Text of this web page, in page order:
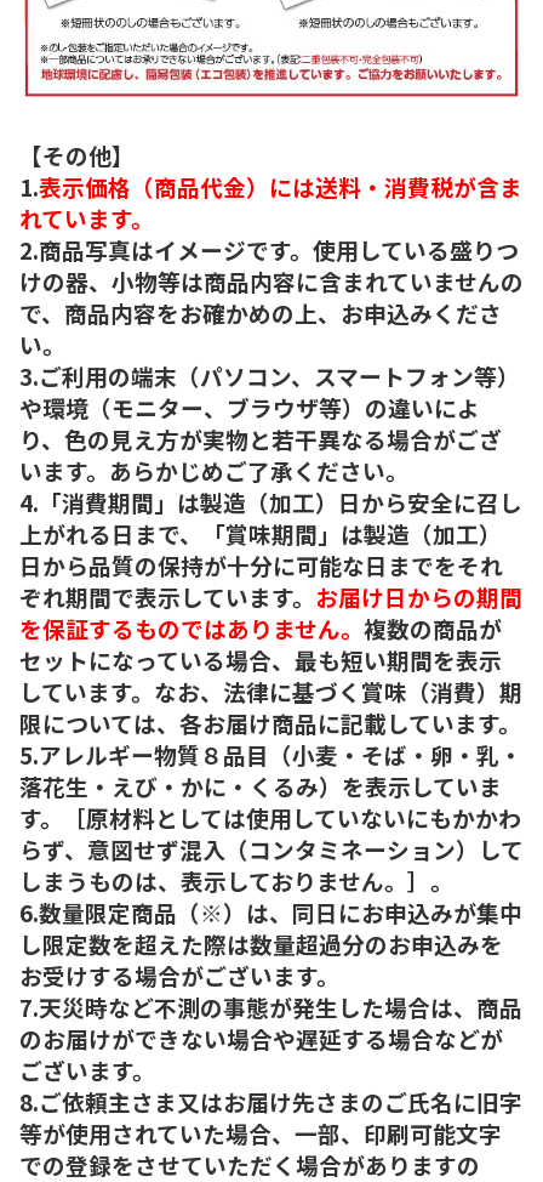
【その他】
1.表示価格（商品代金）には送料・消費税が含ま
れています。
2.商品写真はイメージです。使用している盛りつ
けの器、小物等は商品内容に含まれていませんの
で、商品内容をお確かめの上、お申込みくださ
い。
3.ご利用の端末（パソコン、スマートフォン等）
や環境（モニター、ブラウザ等）の違いによ
り、色の見え方が実物と若干異なる場合がござ
います。あらかじめご了承ください。
4.「消費期間」は製造（加工）日から安全に召し
上がれる日まで、「賞味期間」は製造（加工）
日から品質の保持が十分に可能な日までをそれ
ぞれ期間で表示しています。 お届け日からの期間
を保証するものではありません。 複数の商品が
セットになっている場合、最も短い期間を表示
しています。なお、法律に基づく賞味（消費）期
限については、各お届け商品に記載しています。
5.アレルギー物質８品目（小麦・そば・卵・乳・
落花生・えび・かに・くるみ）を表示していま
す。［原材料としては使用していないにもかかわ
らず、意図せず混入（コンタミネーション）して
しまうものは、表示しておりません。］。
6.数量限定商品（※）は、同日にお申込みが集中
し限定数を超えた際は数量超過分のお申込みを
お受けする場合がございます。
7.天災時など不測の事態が発生した場合は、商品
のお届けができない場合や遅延する場合などが
ございます。
8.ご依頼主さま又はお届け先さまのご氏名に旧字
等が使用されていた場合、一部、印刷可能文字
での登録をさせていただく場合がありますの